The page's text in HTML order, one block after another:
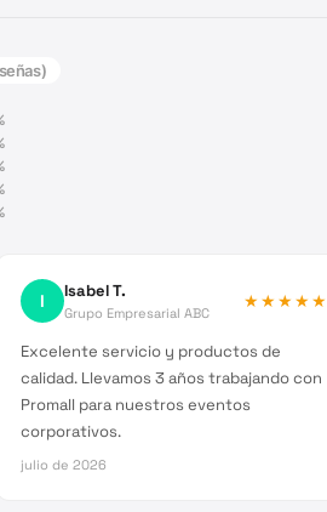
I Isabel T.
Grupo Empresarial ABC
★★★★★
Excelente servicio y productos de
calidad. Llevamos 3 años trabajando con
Promall para nuestros eventos
corporativos.
julio de 2026